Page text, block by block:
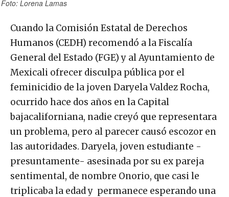
Foto: Lorena Lamas
Cuando la Comisión Estatal de Derechos
Humanos (CEDH) recomendó a la Fiscalía
General del Estado (FGE) y al Ayuntamiento de
Mexicali ofrecer disculpa pública por el
feminicidio de la joven Daryela Valdez Rocha,
ocurrido hace dos años en la Capital
bajacaliforniana, nadie creyó que representara
un problema, pero al parecer causó escozor en
las autoridades. Daryela, joven estudiante -
presuntamente- asesinada por su ex pareja
sentimental, de nombre Onorio, que casi le
triplicaba la edad y permanece esperando una